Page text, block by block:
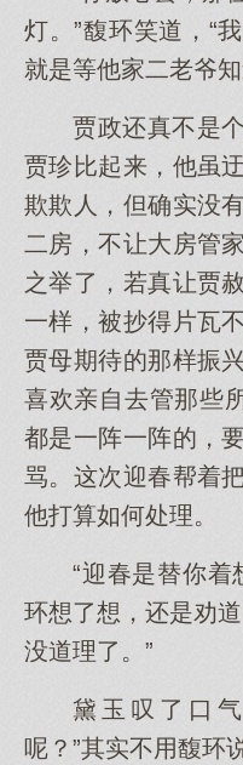
灯。”馥环笑道，“
就是等他家二老爷
贾政还真不是
贾珍比起来，他虽
欺欺人，但确实没
二房，不让大房管
之举了，若真让贾
一样，被抄得片瓦
贾母期待的那样振
喜欢亲自去管那些
都是一阵一阵的，
骂。这次迎春帮着
他打算如何处理。
“迎春是替你着
环想了想，还是劝
没道理了。”
黛玉叹了口
呢？”其实不用馥环